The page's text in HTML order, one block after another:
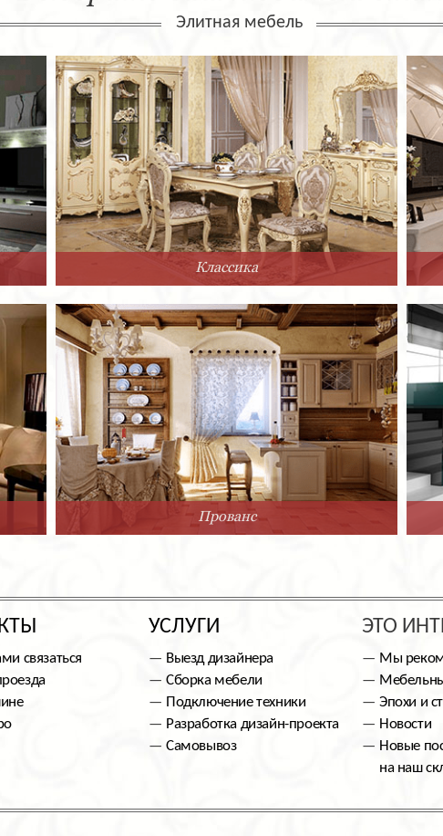
Элитная мебель
Классика
Прованс
связаться
УСЛУГИ
Выезд дизайнера
Сборка мебели
Подключение техники
Разработка дизайн-проекта
Самовывоз
ЭТО
Мы
Эпохи и
Новости
Новые
на наш